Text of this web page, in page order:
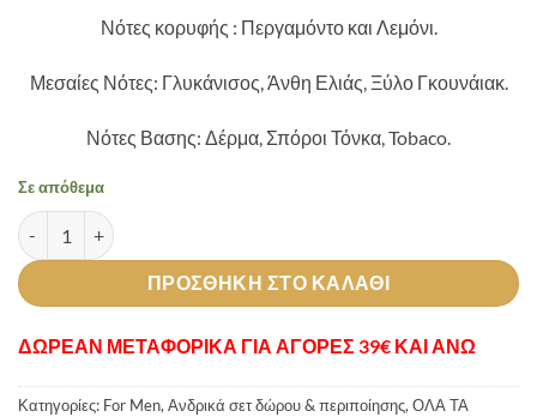
Νότες κορυφής : Περγαμόντο και Λεμόνι.
Μεσαίες Νότες: Γλυκάνισος, Άνθη Ελιάς, Ξύλο Γκουνάιακ.
Νότες Βασης: Δέρμα, Σπόροι Τόνκα, Tobaco.
Σε απόθεμα
So Yours Men's BodySet ποσότητα
ΠΡΟΣΘΉΚΗ ΣΤΟ ΚΑΛΆΘΙ
ΔΩΡΕΑΝ ΜΕΤΑΦΟΡΙΚΑ ΓΙΑ ΑΓΟΡΕΣ 39€ ΚΑΙ ΑΝΩ
Κατηγορίες: For Men, Ανδρικά σετ δώρου & περιποίησης, ΟΛΑ ΤΑ